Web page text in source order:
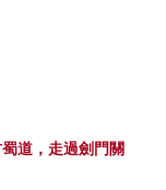
道，走過劍門關